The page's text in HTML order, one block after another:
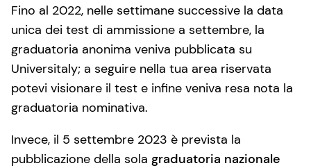
Fino al 2022, nelle settimane successive la data
unica dei test di ammissione a settembre, la
graduatoria anonima veniva pubblicata su
Universitaly; a seguire nella tua area riservata
potevi visionare il test e infine veniva resa nota la
graduatoria nominativa.
Invece, il 5 settembre 2023 è prevista la
pubblicazione della sola graduatoria nazionale